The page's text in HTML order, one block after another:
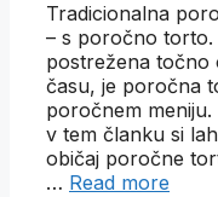
Tradicionalna
– s poročno torto.
postrežena točno
času, je poročna
poročnem
v tem članku si
običaj poročne
… Read more